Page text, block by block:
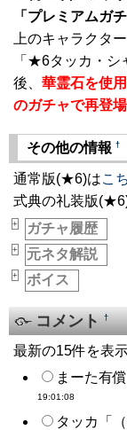
「プレミアムガ
上のキャラクタ
「★6タッカ・シ
後、 華霊石を使
のガチャで再登
その他の情報 †
通常版(★6)はこ
式典の礼装版
+ ガチャ履歴
+ 元ネタ解説
+ ボイス
コメント†
最新の15件を表
まーた有
19:01:08
タッカ「